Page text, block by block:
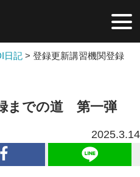
日記 >登録更新講習機関登録
までの道 第一弾
2025.3.14